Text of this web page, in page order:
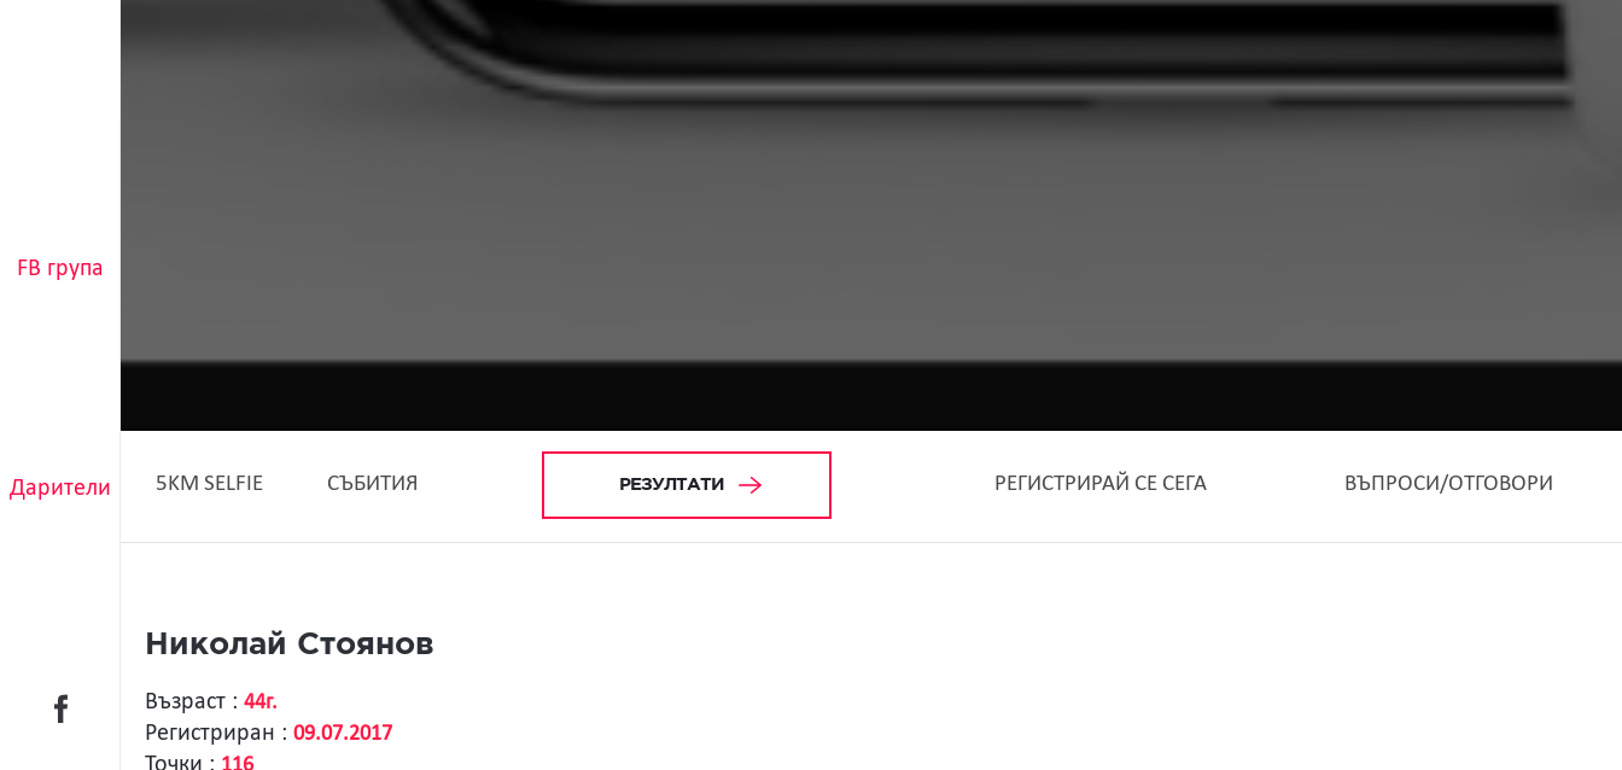
FB група
Дарители 5KM SELFIE СЪБИТИЯ РЕЗУЛТАТИ РЕГИСТРИРАЙ СЕ СЕГА ВЪПРОСИ/ОТГОВОРИ
Николай Стоянов
Възраст : 44г.
Регистриран : 09.07.2017
Точки :